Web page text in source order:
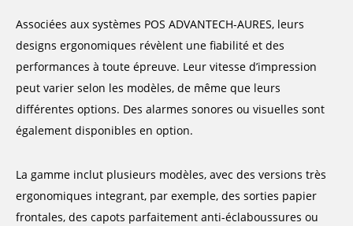
Associées aux systèmes POS ADVANTECH-AURES, leurs
designs ergonomiques révèlent une fiabilité et des
performances à toute épreuve. Leur vitesse d’impression
peut varier selon les modèles, de même que leurs
différentes options. Des alarmes sonores ou visuelles sont
également disponibles en option.
La gamme inclut plusieurs modèles, avec des versions très
ergonomiques integrant, par exemple, des sorties papier
frontales, des capots parfaitement anti-éclaboussures ou